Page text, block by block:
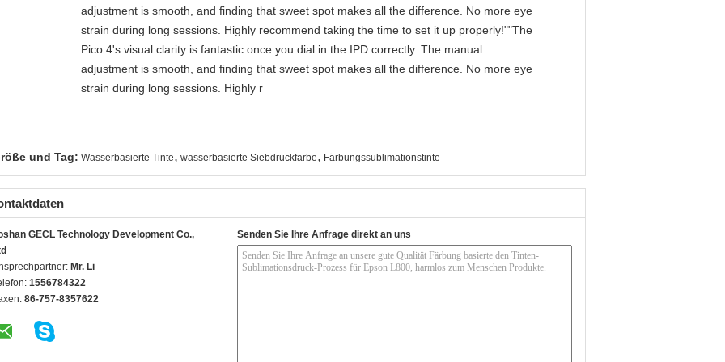
adjustment is smooth, and finding that sweet spot makes all the difference. No more eye
strain during long sessions. Highly recommend taking the time to set it up properly!""The
Pico 4's visual clarity is fantastic once you dial in the IPD correctly. The manual
adjustment is smooth, and finding that sweet spot makes all the difference. No more eye
strain during long sessions. Highly r
und Tag: Wasserbasierte Tinte, wasserbasierte Siebdruckfarbe, Färbungssublimationstinte
GECL Technology Development Co.,
Mr. Li
1556784322
86-757-8357622
Senden Sie Ihre Anfrage direkt an uns